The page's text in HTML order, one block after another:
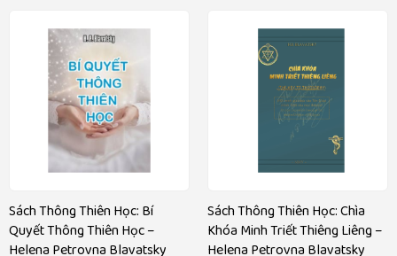
Sách Thông Thiên Học: Bí
Quyết Thông Thiên Học –
Helena Petrovna Blavatsky
Sách Thông Thiên Học: Chìa
Khóa Minh Triết Thiêng Liêng –
Helena Petrovna Blavatsky